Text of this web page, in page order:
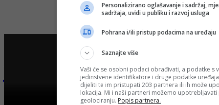
Najnovije na Face TV
Personalizirano oglašavanje i sadržaj,
sadržaja, uvidi u publiku i razvoj usluga
Pohrana i/ili pristup podacima na uređaju
Saznajte više
Vaši će se osobni podaci obrađivati, a podatke s
jedinstvene identifikatore i druge podatke
dijeliti te im pristupati 203 partnera ili ih može
lokacija. Mi i naši partneri možemo
geolociranju. Popis partnera.